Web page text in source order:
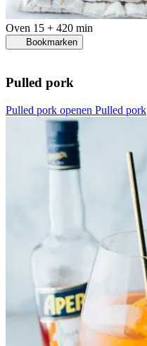
Oven 15 + 420 min
Bookmarken
Pulled pork
Pulled pork openen Pulled pork